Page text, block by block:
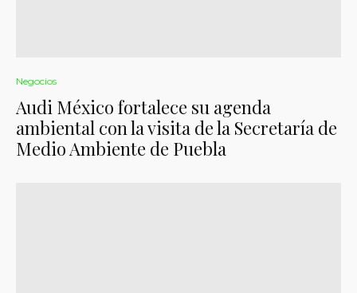
Negocios
Audi México fortalece su agenda
ambiental con la visita de la Secretaría de
Medio Ambiente de Puebla